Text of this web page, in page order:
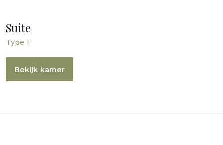
Suite
Type F
Bekijk kamer